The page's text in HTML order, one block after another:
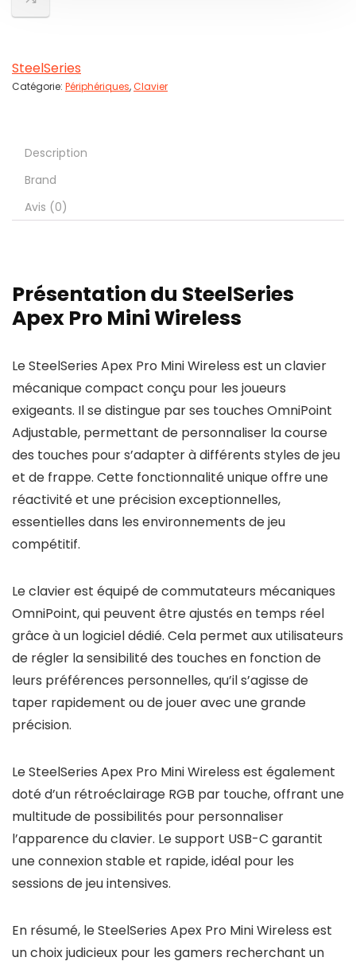
SteelSeries
Catégorie: Périphériques,Clavier
Description
Brand
Avis (0)
Présentation du SteelSeries
Apex Pro Mini Wireless
Le SteelSeries Apex Pro Mini Wireless est un clavier
mécanique compact conçu pour les joueurs
exigeants. Il se distingue par ses touches OmniPoint
Adjustable, permettant de personnaliser la course
des touches pour s’adapter à différents styles de jeu
et de frappe. Cette fonctionnalité unique offre une
réactivité et une précision exceptionnelles,
essentielles dans les environnements de jeu
compétitif.
Le clavier est équipé de commutateurs mécaniques
OmniPoint, qui peuvent être ajustés en temps réel
grâce à un logiciel dédié. Cela permet aux utilisateurs
de régler la sensibilité des touches en fonction de
leurs préférences personnelles, qu’il s’agisse de
taper rapidement ou de jouer avec une grande
précision.
Le SteelSeries Apex Pro Mini Wireless est également
doté d’un rétroéclairage RGB par touche, offrant une
multitude de possibilités pour personnaliser
l’apparence du clavier. Le support USB-C garantit
une connexion stable et rapide, idéal pour les
sessions de jeu intensives.
En résumé, le SteelSeries Apex Pro Mini Wireless est
un choix judicieux pour les gamers recherchant un